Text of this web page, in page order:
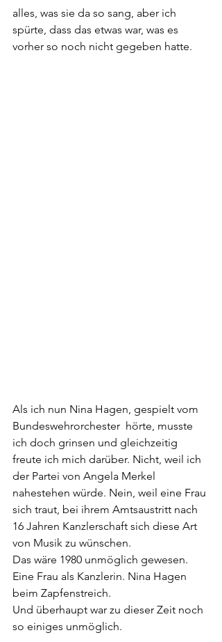
alles, was sie da so sang, aber ich
spürte, dass das etwas war, was es
vorher so noch nicht gegeben hatte.
Als ich nun Nina Hagen, gespielt vom
Bundeswehrorchester  hörte, musste
ich doch grinsen und gleichzeitig
freute ich mich darüber. Nicht, weil ich
der Partei von Angela Merkel
nahestehen würde. Nein, weil eine Frau
sich traut, bei ihrem Amtsaustritt nach
16 Jahren Kanzlerschaft sich diese Art
von Musik zu wünschen.
Das wäre 1980 unmöglich gewesen.
Eine Frau als Kanzlerin. Nina Hagen
beim Zapfenstreich.
Und überhaupt war zu dieser Zeit noch
so einiges unmöglich.